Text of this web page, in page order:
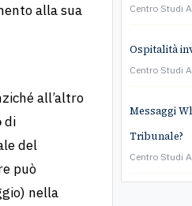
alla sua
all’altro
di
del
può
nella
Centro Studi
Ospitalità
Centro Studi
Messaggi
Tribunale?
Centro Studi